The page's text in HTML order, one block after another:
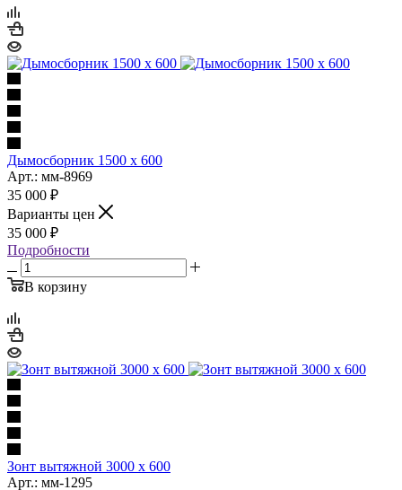
Дымосборник 1500 х 600
Арт.: мм-8969
35 000 ₽
Варианты цен
35 000 ₽
Подробности
В корзину
Зонт вытяжной 3000 х 600
Арт.: мм-1295